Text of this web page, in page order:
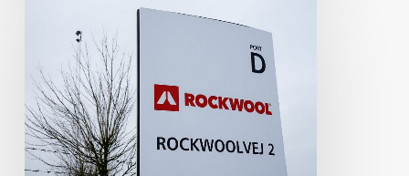
boykotte
firma
–
‘ulovligt’
lyder